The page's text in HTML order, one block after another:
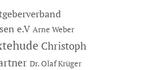
e.V Arne Weber
Christoph
Dr. Olaf Krüger